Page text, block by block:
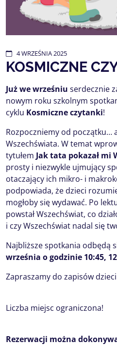
4WRZEŚNIA2025
KOSMICZNE
Już we wrześniu serdecznie
nowym roku szkolnym
cyklu Kosmiczne czytanki!
Rozpoczniemy od początku…
Wszechświata. W temat
tytułem Jak tata pokazał mi
prosty i niezwykle ujmujący
otaczający ich mikro- i
podpowiada, że dzieci
mogłoby się wydawać. Po
powstał Wszechświat, co
i czy Wszechświat nadal się
Najbliższe spotkania odbędą
września o godzinie 10:45,
Zapraszamy do zapisów
Liczba miejsc ograniczona!
Rezerwacji można